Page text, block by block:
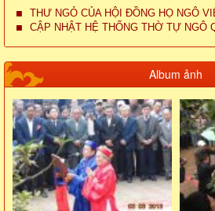
THƯ NGỎ CỦA HỘI ĐỒNG HỌ NGÔ
CẬP NHẬT HỆ THỐNG THỜ TỰ NGÔ
Album ảnh